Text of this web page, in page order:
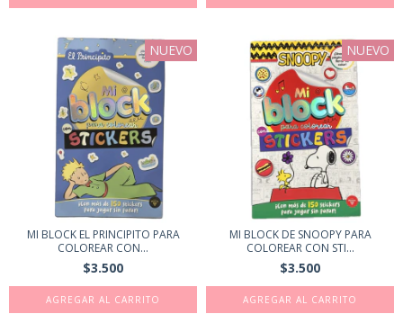
NUEVO
MI BLOCK EL PRINCIPITO PARA
COLOREAR CON...
$3.500
NUEVO
MI BLOCK DE SNOOPY PARA
COLOREAR CON STI...
$3.500